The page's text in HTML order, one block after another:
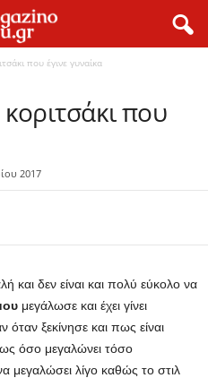
που έγινε γυναίκα
που
2017
και δεν είναι και πολύ εύκολο να
μεγάλωσε και έχει γίνει
ξεκίνησε και πως είναι
όσο μεγαλώνει τόσο
μεγαλώσει λίγο καθώς το στιλ